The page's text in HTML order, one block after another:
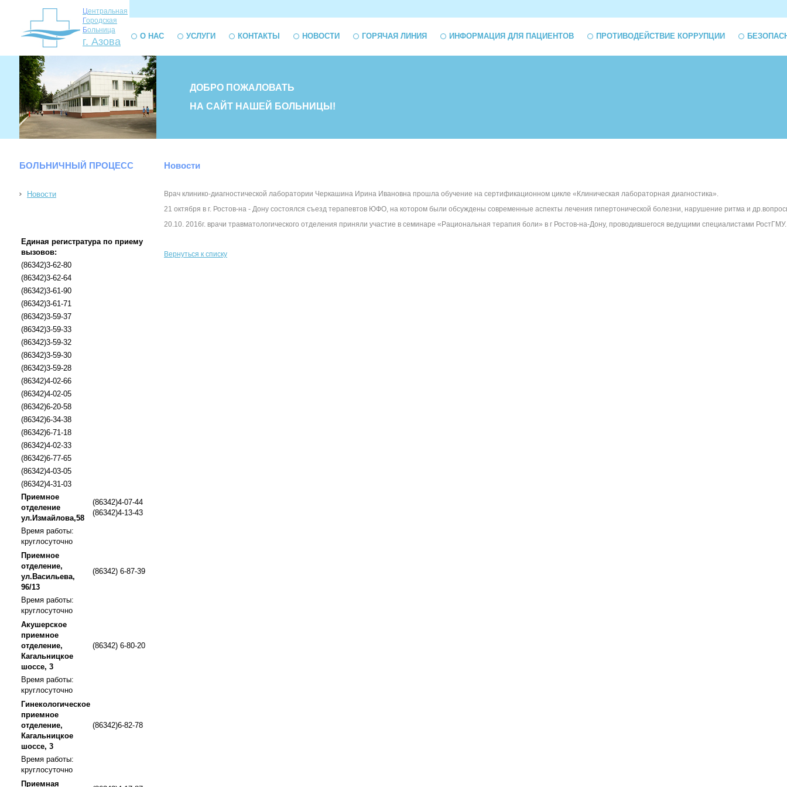
Центральная
Городская
Больница
г. Азова О НАС УСЛУГИ КОНТАКТЫ НОВОСТИ ГОРЯЧАЯ ЛИНИЯ ИНФОРМАЦИЯ ДЛЯ ПАЦИЕНТОВ ПРОТИВОДЕЙСТВИЕ КОРРУПЦИИ
ДОБРО ПОЖАЛОВАТЬ
НА САЙТ НАШЕЙ БОЛЬНИЦЫ!
БОЛЬНИЧНЫЙ ПРОЦЕСС
Новости
Единая регистратура по приему
вызовов:
(86342)3-62-80
(86342)3-62-64
(86342)3-61-90
(86342)3-61-71
(86342)3-59-37
(86342)3-59-33
(86342)3-59-32
(86342)3-59-30
(86342)3-59-28
(86342)4-02-66
(86342)4-02-05
(86342)6-20-58
(86342)6-34-38
(86342)6-71-18
(86342)4-02-33
(86342)6-77-65
(86342)4-03-05
(86342)4-31-03
Приемное
отделение
ул.Измайлова,58
(86342)4-07-44
(86342)4-13-43
Время работы:
круглосуточно
Приемное
отделение,
ул.Васильева,
96/13
(86342) 6-87-39
Время работы:
круглосуточно
Акушерское
приемное
отделение,
Кагальницкое
шоссе, 3
(86342) 6-80-20
Время работы:
круглосуточно
Гинекологическое
приемное
отделение,
Кагальницкое
шоссе, 3
(86342)6-82-78
Время работы:
круглосуточно
Приемная
Новости
Врач клинико-диагностической лаборатории Черкашина Ирина Ивановна прошла обучение на сертификационном цикле «Клиническая лабораторная диагностика».
21 октября в г. Ростов-на - Дону состоялся съезд терапевтов ЮФО, на котором были обсуждены современные аспекты лечения гипертонической болезни, нарушение ритма и
20.10. 2016г. врачи травматологического отделения приняли участие в семинаре «Рациональная терапия боли» в г Ростов-на-Дону, проводившегося ведущими специалистами РостГМУ.
Вернуться к списку